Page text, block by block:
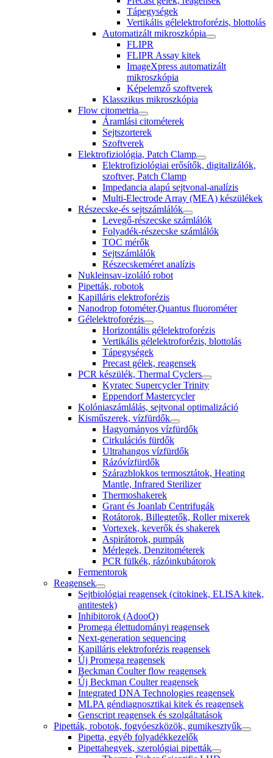
Tápegységek
Vertikális gélelektroforézis, blottolás
Automatizált mikroszkópia
FLIPR
FLIPR Assay kitek
ImageXpress automatizált
mikroszkópia
Képelemző szoftverek
Klasszikus mikroszkópia
Flow citometria
Áramlási citométerek
Sejtszorterek
Szoftverek
Elektrofiziológia, Patch Clamp
Elektrofiziológiai erősítők, digitalizálók,
szoftver, Patch Clamp
Impedancia alapú sejtvonal-analízis
Multi-Electrode Array (MEA) készülékek
Részecske-és sejtszámlálók
Levegő-részecske számlálók
Folyadék-részecske számlálók
TOC mérők
Sejtszámlálók
Részecskeméret analízis
Nukleinsav-izoláló robot
Pipetták, robotok
Kapilláris elektroforézis
Nanodrop fotométer,Quantus fluorométer
Gélelektroforézis
Horizontális gélelektroforézis
Vertikális gélelektroforézis, blottolás
Tápegységek
Precast gélek, reagensek
PCR készülék, Thermal Cyclers
Kyratec Supercycler Trinity
Eppendorf Mastercycler
Kolóniaszámlálás, sejtvonal optimalizáció
Kisműszerek, vízfürdők
Hagyományos vízfürdők
Cirkulációs fürdők
Ultrahangos vízfürdők
Rázóvízfürdők
Szárazblokkos termosztátok, Heating
Mantle, Infrared Sterilizer
Thermoshakerek
Grant és Joanlab Centrifugák
Rotátorok, Billegtetők, Roller mixerek
Vortexek, keverők és shakerek
Aspirátorok, pumpák
Mérlegek, Denzitométerek
PCR fülkék, rázóinkubátorok
Fermentorok
Reagensek
Sejtbiológiai reagensek (citokinek, ELISA kitek,
antitestek)
Inhibitorok (AdooQ)
Promega élettudományi reagensek
Next-generation sequencing
Kapilláris elektroforézis reagensek
Új Promega reagensek
Beckman Coulter flow reagensek
Új Beckman Coulter reagensek
Integrated DNA Technologies reagensek
MLPA géndiagnosztikai kitek és reagensek
Genscript reagensek és szolgáltatások
Pipetták, robotok, fogyóeszközök, gumikesztyűk
Pipetta, egyéb folyadékkezelők
Pipettahegyek, szerológiai pipetták